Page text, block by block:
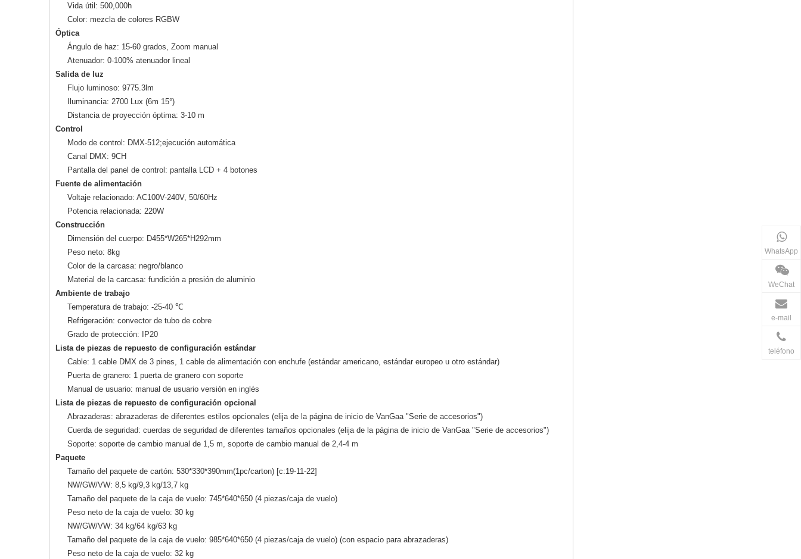
Vida útil: 500,000h
Color: mezcla de colores RGBW
Óptica
Ángulo de haz: 15-60 grados, Zoom manual
Atenuador: 0-100% atenuador lineal
Salida de luz
Flujo luminoso: 9775.3lm
Iluminancia: 2700 Lux (6m 15°)
Distancia de proyección óptima: 3-10 m
Control
Modo de control: DMX-512;ejecución automática
Canal DMX: 9CH
Pantalla del panel de control: pantalla LCD + 4 botones
Fuente de alimentación
Voltaje relacionado: AC100V-240V, 50/60Hz
Potencia relacionada: 220W
Construcción
Dimensión del cuerpo: D455*W265*H292mm
Peso neto: 8kg
Color de la carcasa: negro/blanco
Material de la carcasa: fundición a presión de aluminio
Ambiente de trabajo
Temperatura de trabajo: -25-40 ℃
Refrigeración: convector de tubo de cobre
Grado de protección: IP20
Lista de piezas de repuesto de configuración estándar
Cable: 1 cable DMX de 3 pines, 1 cable de alimentación con enchufe (estándar americano, estándar europeo u otro estándar)
Puerta de granero: 1 puerta de granero con soporte
Manual de usuario: manual de usuario versión en inglés
Lista de piezas de repuesto de configuración opcional
Abrazaderas: abrazaderas de diferentes estilos opcionales (elija de la página de inicio de VanGaa "Serie de accesorios")
Cuerda de seguridad: cuerdas de seguridad de diferentes tamaños opcionales (elija de la página de inicio de VanGaa "Serie de accesorios")
Soporte: soporte de cambio manual de 1,5 m, soporte de cambio manual de 2,4-4 m
Paquete
Tamaño del paquete de cartón: 530*330*390mm(1pc/carton) [c:19-11-22]
NW/GW/VW: 8,5 kg/9,3 kg/13,7 kg
Tamaño del paquete de la caja de vuelo: 745*640*650 (4 piezas/caja de vuelo)
Peso neto de la caja de vuelo: 30 kg
NW/GW/VW: 34 kg/64 kg/63 kg
Tamaño del paquete de la caja de vuelo: 985*640*650 (4 piezas/caja de vuelo) (con espacio para abrazaderas)
Peso neto de la caja de vuelo: 32 kg
WhatsApp
WeChat
e-mail
teléfono